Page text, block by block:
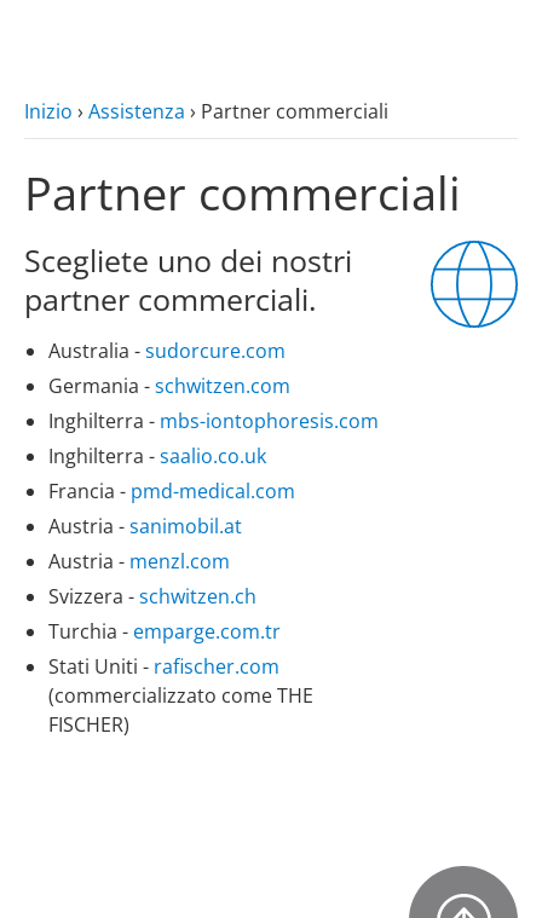
zum Hauptinhalt
Inizio › Assistenza › Partner commerciali
Partner commerciali
Scegliete uno dei nostri
partner commerciali.
Australia -sudorcure.com
Germania -schwitzen.com
Inghilterra - mbs-iontophoresis.com
Inghilterra -saalio.co.uk
Francia - pmd-medical.com
Austria -sanimobil.at
Austria - menzl.com
Svizzera -schwitzen.ch
Turchia - emparge.com.tr
Stati Uniti - rafischer.com
(commercializzato come THE
FISCHER)